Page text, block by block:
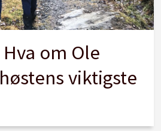
om Ole
viktigste